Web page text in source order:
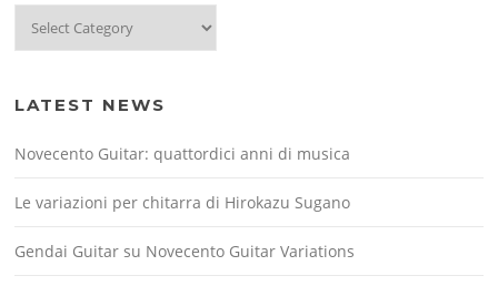
LATEST NEWS
Novecento Guitar: quattordici anni di musica
Le variazioni per chitarra di Hirokazu Sugano
Gendai Guitar su Novecento Guitar Variations